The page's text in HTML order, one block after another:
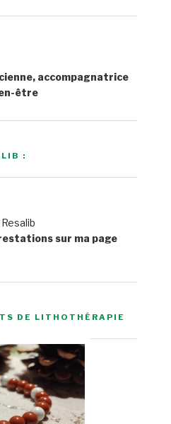
accompagnatrice
être
:
sur ma page
DE LITHOTHÉRAPIE